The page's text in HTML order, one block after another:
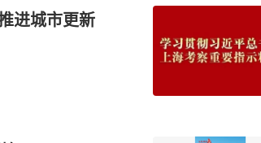
进城市更新